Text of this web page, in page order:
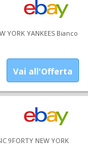
YORK YANKEES Bianco
Vai all'Offerta
9FORTY NEW YORK